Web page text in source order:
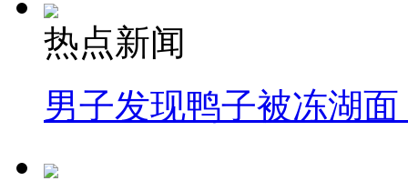
热点新闻
男子发现鸭子被冻湖